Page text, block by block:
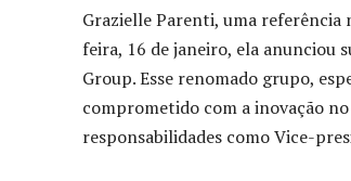
Grazielle Parenti, uma
feira, 16 de janeiro, ela anunciou
Group. Esse renomado grupo,
comprometido com a inovação
responsabilidades como Vice-